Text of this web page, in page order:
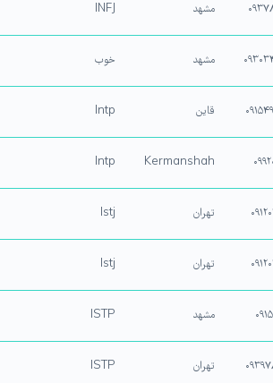
مشهد INFJ
مشهد خوب
قاین Intp
Kermanshah
Intp
تهران Istj
تهران Istj
مشهد ISTP
تهران ISTP